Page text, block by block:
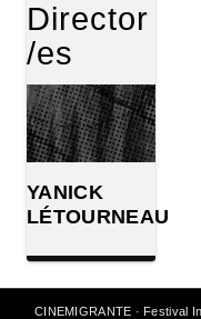
Director
/es
YANICK
LÉTOURNEAU
CINEMIGRANTE · Festival